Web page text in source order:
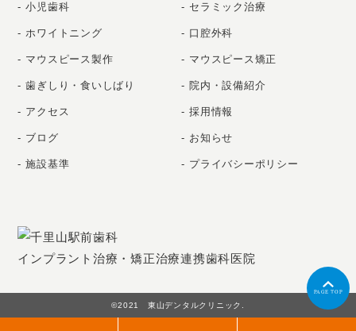
PAGE TOP
小児歯科 セラミック治療
ホワイトニング 口腔外科
マウスピース製作 マウスピース矯正
歯ぎしり・食いしばり 院内・設備紹介
アクセス 採用情報
ブログ お知らせ
施設基準 プライバシーポリシー
インプラント治療・矯正治療連携歯科医院
©2021 東山デンタルクリニック.